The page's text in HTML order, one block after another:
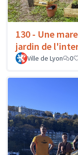
130 - Une
jardin de
Ville de Lyon 0